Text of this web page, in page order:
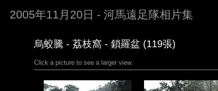
2005年11月20日 - 河馬遠足隊相片集
烏蛟騰 - 荔枝窩 - 鎖羅盆 (119張)
Click a picture to see a larger view.